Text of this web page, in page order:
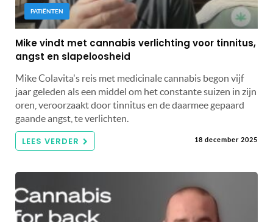
PATIËNTEN
Mike vindt met cannabis verlichting voor tinnitus,
angst en slapeloosheid
Mike Colavita's reis met medicinale cannabis begon vijf
jaar geleden als een middel om het constante suizen in zijn
oren, veroorzaakt door tinnitus en de daarmee gepaard
gaande angst, te verlichten.
LEES VERDER 18 december 2025